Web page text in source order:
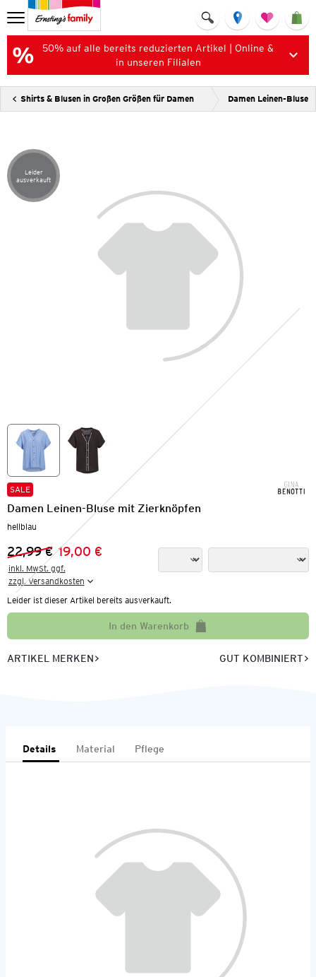
50% auf alle bereits reduzierten Artikel | Online &
in unseren Filialen
Shirts & Blusen in Großen Größen für Damen Damen Leinen-Bluse
Artikel leider ausverkauft
Leider
ausverkauft
SALE
Damen Leinen-Bluse mit Zierknöpfen
hellblau
Vorheriger Preis:
22,99 €
Neuer Preis:19,00 €
inkl. MwSt. ggf.
zzgl. Versandkosten
Leider ist dieser Artikel bereits ausverkauft.
In den Warenkorb
ARTIKEL MERKEN GUT KOMBINIERT
Details Material Pflege